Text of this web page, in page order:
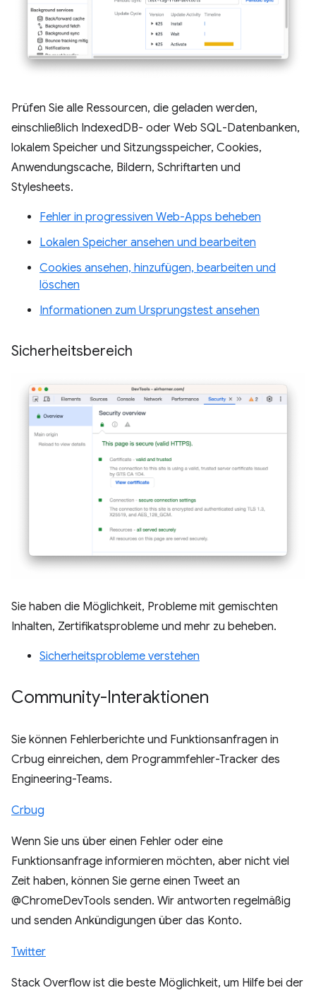
Prüfen Sie alle Ressourcen, die geladen werden,
einschließlich IndexedDB- oder Web SQL-Datenbanken,
lokalem Speicher und Sitzungsspeicher, Cookies,
Anwendungscache, Bildern, Schriftarten und
Stylesheets.
Fehler in progressiven Web-Apps beheben
Lokalen Speicher ansehen und bearbeiten
Cookies ansehen, hinzufügen, bearbeiten und
löschen
Informationen zum Ursprungstest ansehen
Sicherheitsbereich
Sie haben die Möglichkeit, Probleme mit gemischten
Inhalten, Zertifikatsprobleme und mehr zu beheben.
Sicherheitsprobleme verstehen
Community-Interaktionen
Sie können Fehlerberichte und Funktionsanfragen in
Crbug einreichen, dem Programmfehler-Tracker des
Engineering-Teams.
Crbug
Wenn Sie uns über einen Fehler oder eine
Funktionsanfrage informieren möchten, aber nicht viel
Zeit haben, können Sie gerne einen Tweet an
@ChromeDevTools senden. Wir antworten regelmäßig
und senden Ankündigungen über das Konto.
Twitter
Stack Overflow ist die beste Möglichkeit, um Hilfe bei der